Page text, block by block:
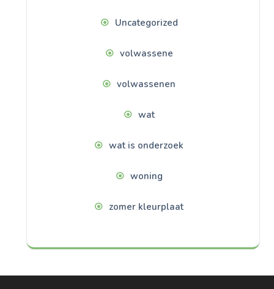
Uncategorized
volwassene
volwassenen
wat
wat is onderzoek
woning
zomer kleurplaat